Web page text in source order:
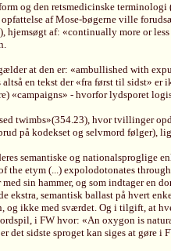
og den retsmedicinske
af Mose-bøgerne ville
hjemsøgt af: «continually more or
at den er: «ambullished with
en tekst der «fra først til
- hvorfor lydsporet
twimbs»(354.23), hvor tvillinger
på kodekset og selvmord følger),
semantiske og
the etym (...) expolodotonates
sin hammer, og som indtager
semantisk ballast på hvert
og ikke med sværdet. Og i tilgift,
i FW hvor: «An oxygon is
sidste sproget kan siges at gøre i